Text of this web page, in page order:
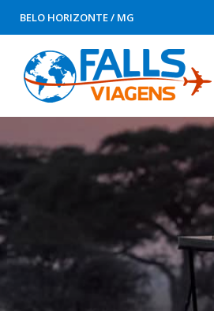
BELO HORIZONTE / MG